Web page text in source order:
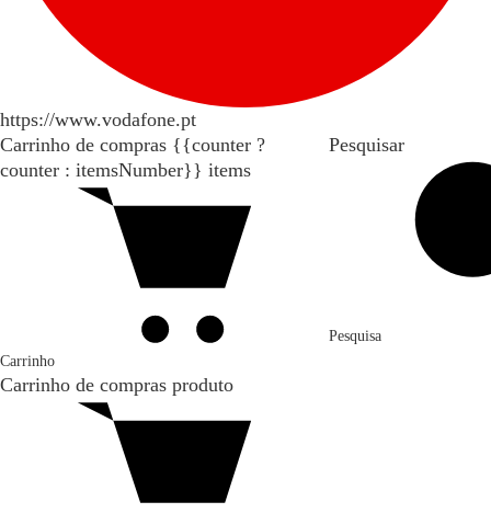
https://www.vodafone.pt
Carrinho de compras {{counter ?
counter : itemsNumber}} items
Carrinho
Carrinho de compras produto
Pesquisar
Pesquisa